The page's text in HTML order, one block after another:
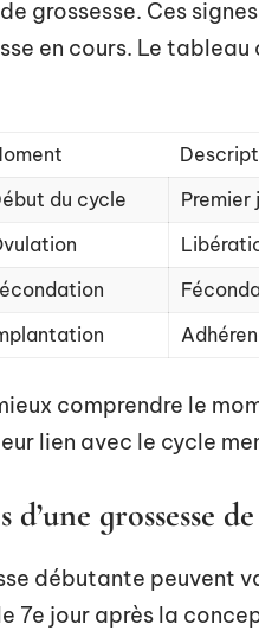
grossesse. Ces
en cours. Le
du cycle
Premier
comprendre le
lien avec le cycle
grossesse
débutante peuvent
7e jour après la